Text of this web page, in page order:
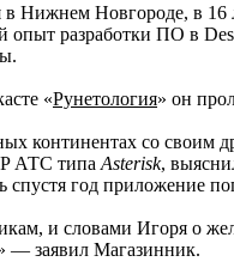
в Нижнем Новгороде, в 16
опыт разработки ПО в
«Рунетология» он
континентах со своим
АТС типа Аsterisk,
год приложение
и словами Игоря о
— заявил Магазинник.